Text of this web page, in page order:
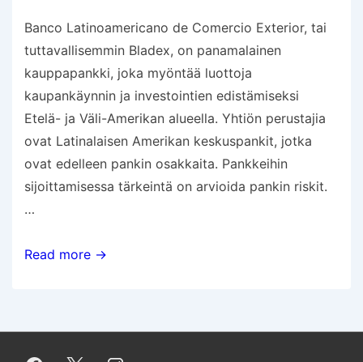
Banco Latinoamericano de Comercio Exterior, tai
tuttavallisemmin Bladex, on panamalainen
kauppapankki, joka myöntää luottoja
kaupankäynnin ja investointien edistämiseksi
Etelä- ja Väli-Amerikan alueella. Yhtiön perustajia
ovat Latinalaisen Amerikan keskuspankit, jotka
ovat edelleen pankin osakkaita. Pankkeihin
sijoittamisessa tärkeintä on arvioida pankin riskit.
…
Pankki
Read more →